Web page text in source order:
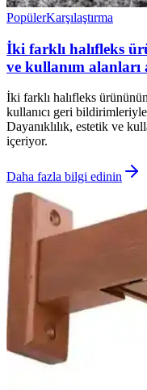
PopülerKarşılaştırma
İki farklı halıfleks
ve kullanım alanları
İki farklı halıfleks
kullanıcı geri bildirimleriyle
Dayanıklılık, estetik ve
içeriyor.
Daha fazla bilgi edinin